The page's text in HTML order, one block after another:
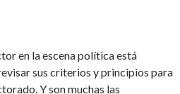
en la escena política está
sus criterios y principios para
Y son muchas las